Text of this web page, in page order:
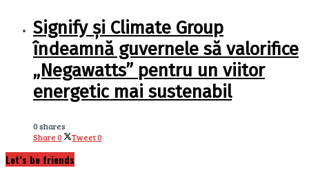
Signify și Climate Group
îndeamnă guvernele să valorifice
„Negawatts” pentru un viitor
energetic mai sustenabil
0 shares
Share0 Tweet0
Let’s be friends